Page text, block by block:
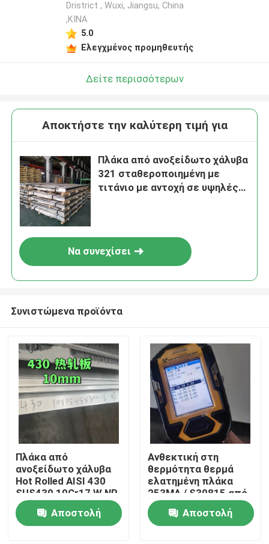
Σπίτι
Προϊόντα
Dristrict , Wuxi, Jiangsu, China
,ΚΙΝΑ
5.0
Ελεγχμένος προμηθευτής
Δείτε περισσότερων
Αποκτήστε την καλύτερη τιμή για
Πλάκα από ανοξείδωτο χάλυβα
321 σταθεροποιημένη με
τιτάνιο με αντοχή σε υψηλές
Να συνεχίσει
Συνιστώμενα προϊόντα
Πλάκα από
ανοξείδωτο χάλυβα
Hot Rolled AISI 430
SUS430 10Cr17 W.NR
1.4016 Επιφάνεια
NO.1 10*1500*6000
Αποστολή
Ανθεκτική στη
θερμότητα θερμά
ελατημένη πλάκα
253MA / S30815 από
ανοξείδωτο χάλυβα
με επιφάνεια
αλάτισης
Αποστολή